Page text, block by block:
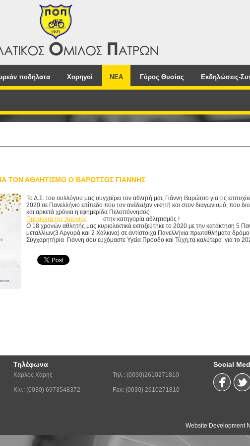
ποδήλατα Χορηγοί NEA Γύρος Θυσίας Εκδηλώσεις-
ΤΟΝ ΑΘΛΗΤΙΣΜΟ Ο ΒΑΡΩΤΣΟΣ ΓΙΑΝΝΗΣ
Το Δ.Σ. του συλλόγου μας συγχαίρει τον αθλητή μας Γιάννη Βαρώτσο για τις
2020 σε Πανελλήνιο επίπεδο που τον ανέδειξαν νικητή και στον διαγωνισμό, που
και αρκετά χρόνια η εφημερίδα Πελοπόννησος.
Πρόσωπα της Χρονιάς στην κατηγορία αθλητισμός !
Ο 18 χρονών αθλητής μας κυριολεκτικά εκτοξεύτηκε το 2020 με την κατάκτηση 5
μεταλλίων(3 Αργυρά και 2 Χάλκινα) σε αντίστοιχα Πανελλήνια πρωταθλήματα
Συγχαρητήρια Γιάννη σου ευχόμαστε Υγεία Πρόοδο και Τύχη,τα καλύτερα για το
Τηλέφωνα Social
Κάρλος Χάρης
Κιν.: (0030) 6973548372
Τηλ.: (0030)2610271810
Fax: (0030) 2610271810
Website Development